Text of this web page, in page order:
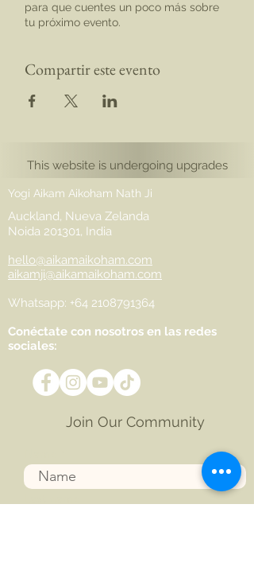
para que cuentes un poco más sobre
tu próximo evento.
Compartir este evento
This website is undergoing upgrades
Yogi Aikam Aikoham Nath Ji
Auckland, Nueva Zelanda
Noida 201301, India
hello@aikamaikoham.com
aikamji@aikamaikoham.com
Whatsapp: +64 2108791364
Conéctate con nosotros en las redes
sociales:
Join Our Community